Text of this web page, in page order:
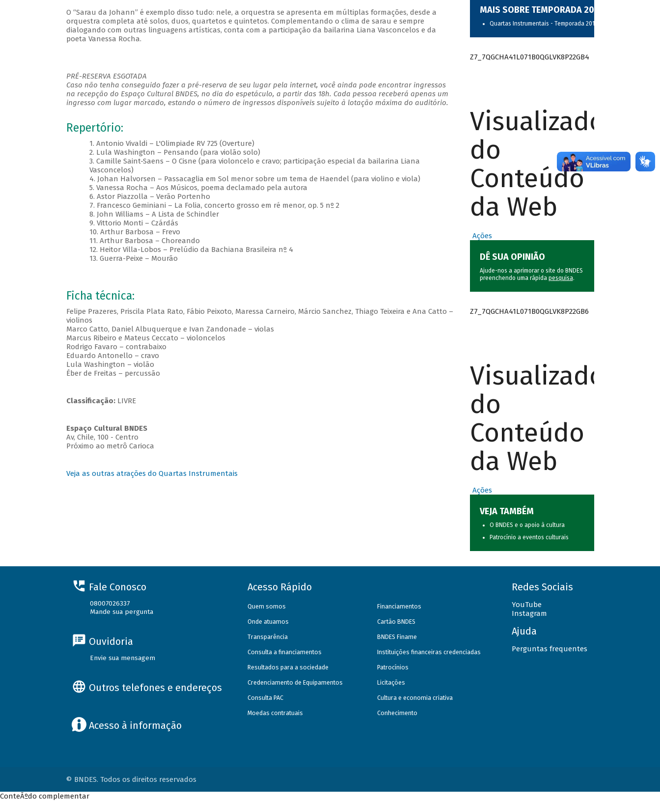
O “Sarau da Johann” é exemplo disso tudo: nele, a orquestra se apresenta em múltiplas formações, desde a
orquestra completa até solos, duos, quartetos e quintetos. Complementando o clima de sarau e sempre
dialogando com outras linguagens artísticas, conta com a participação da bailarina Liana Vasconcelos e da
poeta Vanessa Rocha.
PRÉ-RESERVA ESGOTADA
Caso não tenha conseguido fazer a pré-reserva de seu lugar pela internet, você ainda pode encontrar ingressos
na recepção do Espaço Cultural BNDES, no dia do espetáculo, a partir das 18h. Cada pessoa receberá apenas um
ingresso com lugar marcado, estando o número de ingressos disponíveis sujeito à lotação máxima do auditório.
Repertório:
1. Antonio Vivaldi – L'Olimpiade RV 725 (Overture)
2. Lula Washington – Pensando (para violão solo)
3. Camille Saint-Saens – O Cisne (para violoncelo e cravo; participação especial da bailarina Liana
Vasconcelos)
4. Johan Halvorsen – Passacaglia em Sol menor sobre um tema de Haendel (para violino e viola)
5. Vanessa Rocha – Aos Músicos, poema declamado pela autora
6. Astor Piazzolla – Verão Portenho
7. Francesco Geminiani – La Folia, concerto grosso em ré menor, op. 5 nº 2
8. John Williams – A Lista de Schindler
9. Vittorio Monti – Czárdás
10. Arthur Barbosa – Frevo
11. Arthur Barbosa – Choreando
12. Heitor Villa-Lobos – Prelúdio da Bachiana Brasileira nº 4
13. Guerra-Peixe – Mourão
Ficha técnica:
Felipe Prazeres, Priscila Plata Rato, Fábio Peixoto, Maressa Carneiro, Márcio Sanchez, Thiago Teixeira e Ana Catto –
violinos
Marco Catto, Daniel Albuquerque e Ivan Zandonade – violas
Marcus Ribeiro e Mateus Ceccato – violoncelos
Rodrigo Favaro – contrabaixo
Eduardo Antonello – cravo
Lula Washington – violão
Éber de Freitas – percussão
Classificação:LIVRE
Espaço Cultural BNDES
Av, Chile, 100 - Centro
Próximo ao metrô Carioca
Veja as outras atrações do Quartas Instrumentais
MAIS SOBRE TEMPORADA 2017
Quartas Instrumentais - Temporada 2017
Z7_7QGCHA41L071B0QGLVK8P22GB4
Visualizador
do
Conteúdo
da Web
Ações
DÊ SUA OPINIÃO
Ajude-nos a aprimorar o site do BNDES
preenchendo uma rápida pesquisa.
Z7_7QGCHA41L071B0QGLVK8P22GB6
Visualizador
do
Conteúdo
da Web
Ações
VEJA TAMBÉM
O BNDES e o apoio à cultura
Patrocínio a eventos culturais
Fale Conosco
08007026337
Mande sua pergunta
Ouvidoria
Envie sua mensagem
Outros telefones e endereços
Acesso à informação
Acesso Rápido
Quem somos
Onde atuamos
Transparência
Consulta a financiamentos
Resultados para a sociedade
Credenciamento de Equipamentos
Consulta PAC
Moedas contratuais
Financiamentos
Cartão BNDES
BNDES Finame
Instituições financeiras credenciadas
Patrocínios
Licitações
Cultura e economia criativa
Conhecimento
Redes Sociais
YouTube
Instagram
Ajuda
Perguntas frequentes
© BNDES. Todos os direitos reservados
ConteÃºdo complementar